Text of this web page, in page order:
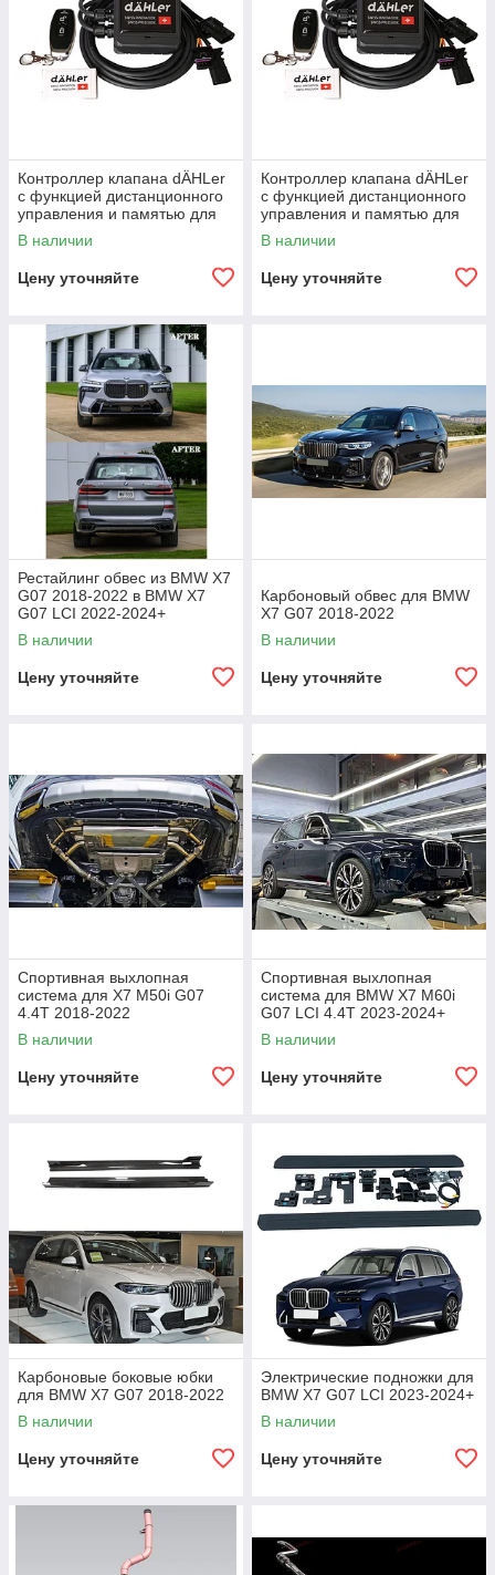
Контроллер клапана dÄHLer
с функцией дистанционного
управления и памятью для
BMW X7 G07 LCI 2023-2024+
В наличии
Цену уточняйте
Контроллер клапана dÄHLer
с функцией дистанционного
управления и памятью для
BMW X7 G07 2018-2022
В наличии
Цену уточняйте
Рестайлинг обвес из BMW X7
G07 2018-2022 в BMW X7
G07 LCI 2022-2024+
В наличии
Цену уточняйте
Карбоновый обвес для BMW
X7 G07 2018-2022
В наличии
Цену уточняйте
Спортивная выхлопная
система для X7 M50i G07
4.4T 2018-2022
В наличии
Цену уточняйте
Спортивная выхлопная
система для BMW X7 M60i
G07 LCI 4.4T 2023-2024+
В наличии
Цену уточняйте
Карбоновые боковые юбки
для BMW X7 G07 2018-2022
В наличии
Цену уточняйте
Электрические подножки для
BMW X7 G07 LCI 2023-2024+
В наличии
Цену уточняйте